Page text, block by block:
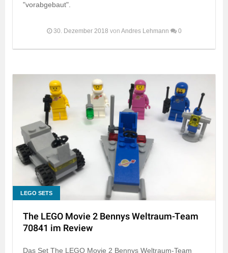
"vorabgebaut".
30. Dezember 2018 von Andres Lehmann 0
LEGO SETS
The LEGO Movie 2 Bennys Weltraum-Team
70841 im Review
Das Set The LEGO Movie 2 Bennys Weltraum-Team